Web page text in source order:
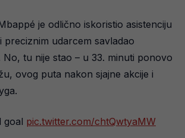
je odlično iskoristio asistenciju
preciznim udarcem savladao
No, tu nije stao – u 33. minuti ponovo
ovog puta nakon sjajne akcije i
goal pic.twitter.com/chtQwtyaMW